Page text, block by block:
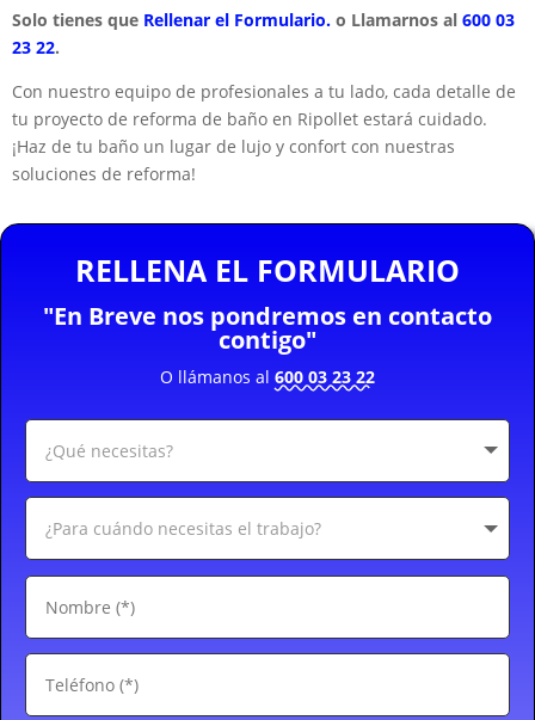
Solo tienes que Rellenar el Formulario. o Llamarnos al 600 03
23 22.
Con nuestro equipo de profesionales a tu lado, cada detalle de
tu proyecto de reforma de baño en Ripollet estará cuidado.
¡Haz de tu baño un lugar de lujo y confort con nuestras
soluciones de reforma!
RELLENA EL FORMULARIO
"En Breve nos pondremos en contacto
contigo"
O llámanos al 600 03 23 22